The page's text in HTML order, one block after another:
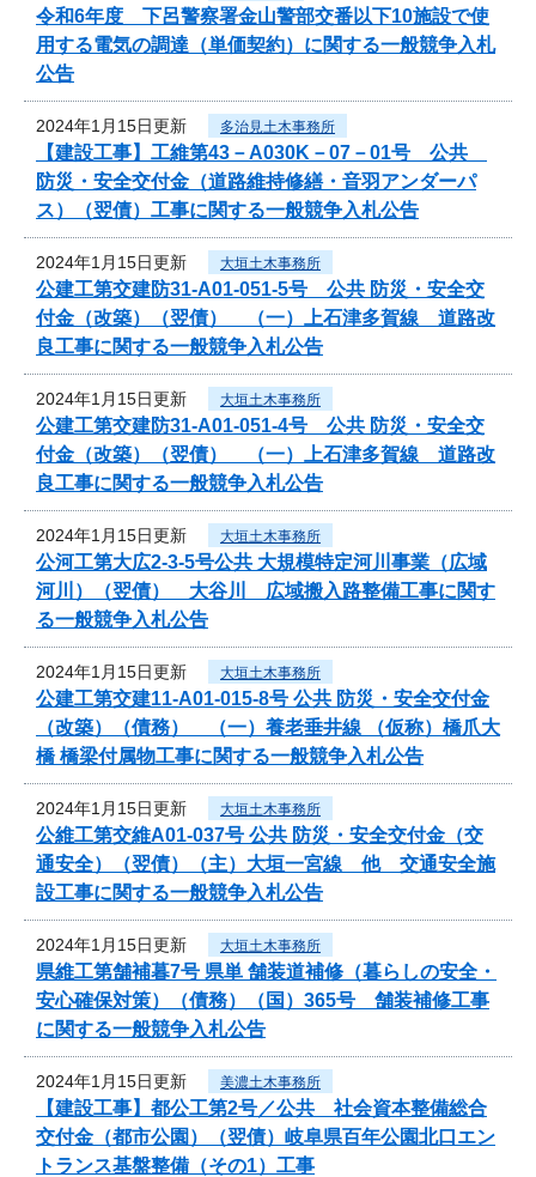
令和6年度 下呂警察署金山警部交番以下10施設で使
用する電気の調達（単価契約）に関する一般競争入札
公告
2024年1月15日更新 多治見土木事務所
【建設工事】工維第43－A030K－07－01号 公共
防災・安全交付金（道路維持修繕・音羽アンダーパ
ス）（翌債）工事に関する一般競争入札公告
2024年1月15日更新 大垣土木事務所
公建工第交建防31-A01-051-5号 公共 防災・安全交
付金（改築）（翌債） （一）上石津多賀線 道路改
良工事に関する一般競争入札公告
2024年1月15日更新 大垣土木事務所
公建工第交建防31-A01-051-4号 公共 防災・安全交
付金（改築）（翌債） （一）上石津多賀線 道路改
良工事に関する一般競争入札公告
2024年1月15日更新 大垣土木事務所
公河工第大広2-3-5号公共 大規模特定河川事業（広域
河川）（翌債） 大谷川 広域搬入路整備工事に関す
る一般競争入札公告
2024年1月15日更新 大垣土木事務所
公建工第交建11-A01-015-8号 公共 防災・安全交付金
（改築）（債務） （一）養老垂井線 （仮称）橋爪大
橋 橋梁付属物工事に関する一般競争入札公告
2024年1月15日更新 大垣土木事務所
公維工第交維A01-037号 公共 防災・安全交付金（交
通安全）（翌債）（主）大垣一宮線 他 交通安全施
設工事に関する一般競争入札公告
2024年1月15日更新 大垣土木事務所
県維工第舗補暮7号 県単 舗装道補修（暮らしの安全・
安心確保対策）（債務）（国）365号 舗装補修工事
に関する一般競争入札公告
2024年1月15日更新 美濃土木事務所
【建設工事】都公工第2号／公共 社会資本整備総合
交付金（都市公園）（翌債）岐阜県百年公園北口エン
トランス基盤整備（その1）工事